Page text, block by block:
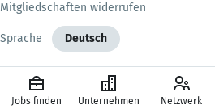
Mitgliedschaften widerrufen
Sprache Deutsch
Jobs finden Unternehmen Netzwerk